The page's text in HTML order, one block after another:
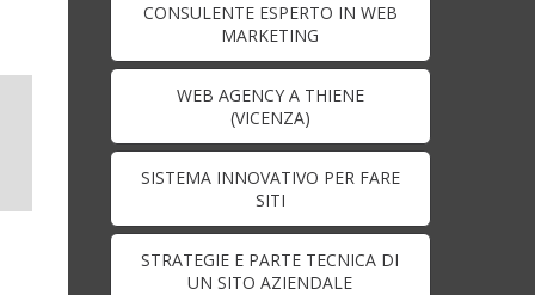
CONSULENTE ESPERTO IN WEB
MARKETING
WEB AGENCY A THIENE
(VICENZA)
SISTEMA INNOVATIVO PER FARE
SITI
STRATEGIE E PARTE TECNICA DI
UN SITO AZIENDALE